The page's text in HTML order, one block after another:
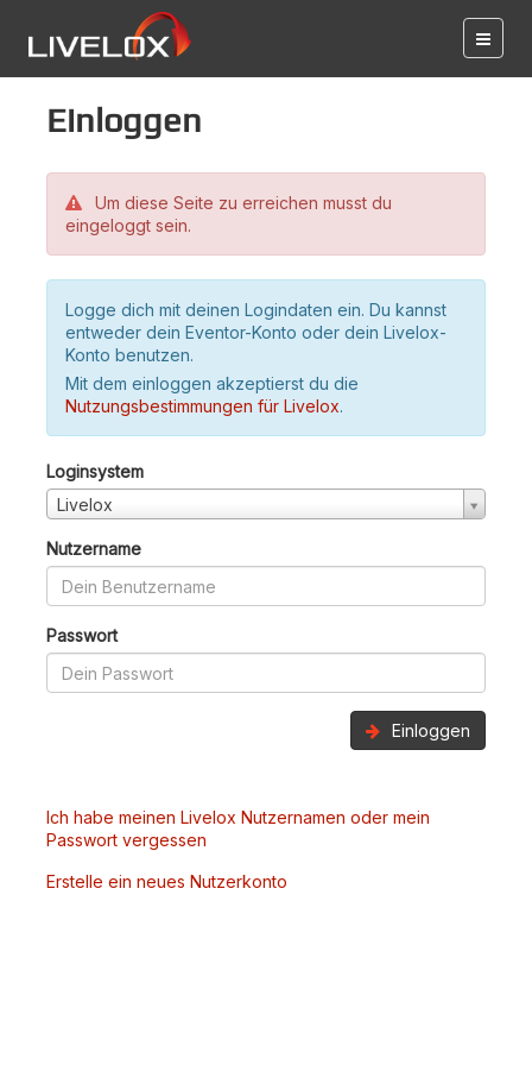
Einloggen
Um diese Seite zu erreichen musst du
eingeloggt sein.
Logge dich mit deinen Logindaten ein. Du kannst
entweder dein Eventor-Konto oder dein Livelox-
Konto benutzen.
Mit dem einloggen akzeptierst du die
Nutzungsbestimmungen für Livelox.
Loginsystem
Livelox
Nutzername
Passwort
Einloggen
Ich habe meinen Livelox Nutzernamen oder mein
Passwort vergessen
Erstelle ein neues Nutzerkonto